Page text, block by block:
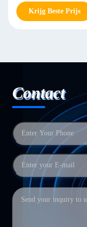
Krijg Beste Prijs
Contact